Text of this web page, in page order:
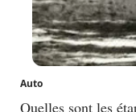
Auto
Quelles sont les